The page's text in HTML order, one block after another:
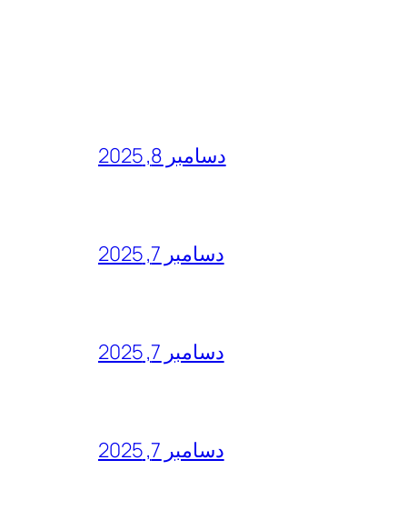
دسامبر 8, 2025
دسامبر 7, 2025
دسامبر 7, 2025
دسامبر 7, 2025